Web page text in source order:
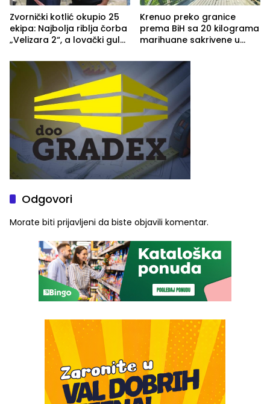
Zvornički kotlić okupio 25
ekipa: Najbolja riblja čorba
„Velizara 2“, a lovački gulaš
Krenuo preko granice
prema BiH sa 20 kilograma
marihuane sakrivene u
Odgovori
Morate biti prijavljeni da biste objavili komentar.